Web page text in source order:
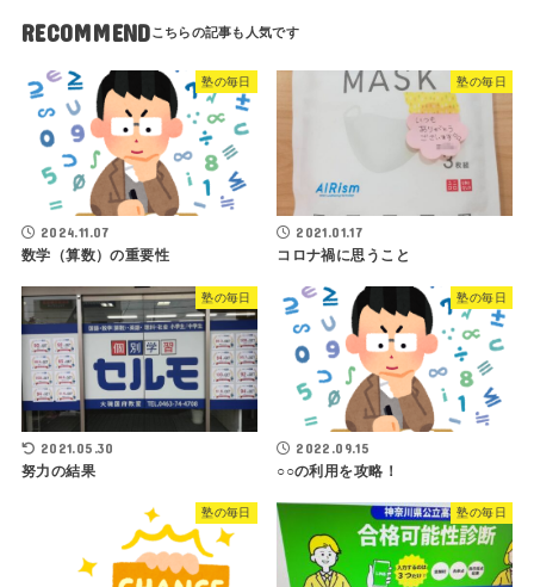
RECOMMEND
塾の毎日
2024.11.07
数学（算数）の重要性
塾の毎日
2021.01.17
コロナ禍に思うこと
塾の毎日
2021.05.30
努力の結果
塾の毎日
2022.09.15
○○の利用を攻略！
塾の毎日 塾の毎日